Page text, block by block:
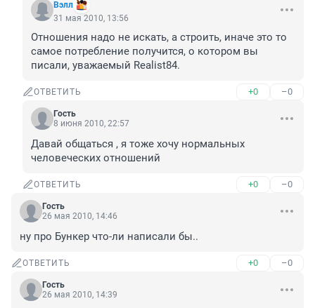
Вэлл
31 мая 2010, 13:56
Отношения надо не искать, а строить, иначе это то
самое потребление получится, о котором вы
писали, уважаемый Realist84.
ОТВЕТИТЬ +0 –0
Гость
8 июня 2010, 22:57
Давай общаться , я тоже хочу нормальных
человеческих отношений
ОТВЕТИТЬ +0 –0
Гость
26 мая 2010, 14:46
ну про Бункер что-ли написали бы..
ОТВЕТИТЬ +0 –0
Гость
26 мая 2010, 14:39